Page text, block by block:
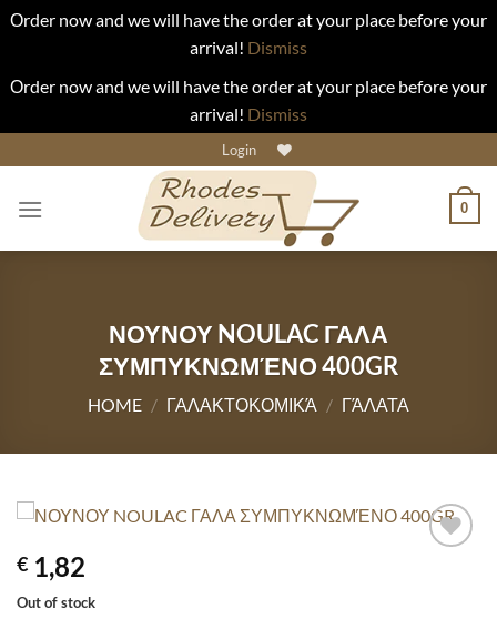
Οrder now and we will have the order at your place before your
arrival! Dismiss
Οrder now and we will have the order at your place before your
arrival! Dismiss
to
content
Login
0
ΝΟΥΝΟΥ NOULAC ΓΑΛΑ
ΣΥΜΠΥΚΝΩΜΈΝΟ 400GR
HOME / ΓΑΛΑΚΤΟΚΟΜΙΚΆ / ΓΆΛΑΤΑ
€ 1,82
Out of stock